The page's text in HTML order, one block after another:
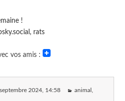
!
rats
vos amis :
2024, 14:58 animal,